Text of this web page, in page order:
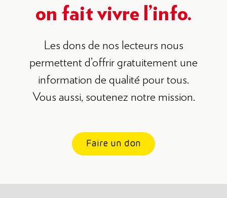
on fait vivre l’info.
Les dons de nos lecteurs nous
permettent d’offrir gratuitement une
information de qualité pour tous.
Vous aussi, soutenez notre mission.
Faire un don